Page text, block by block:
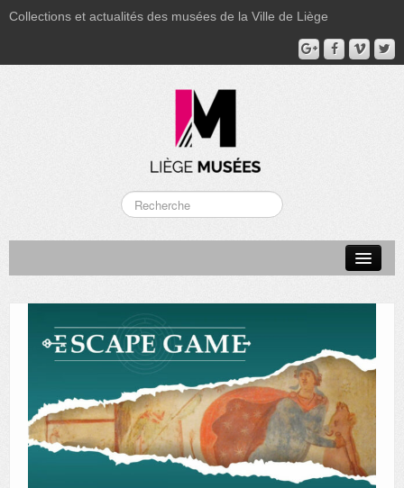
Collections et actualités des musées de la Ville de Liège
MUSÉE GRÉTRY
MUSÉE DU LUMINAIRE
FONDS PATRIMONIAUX
AUTRES LIEUX
ANIMATIONS DES MUSÉES